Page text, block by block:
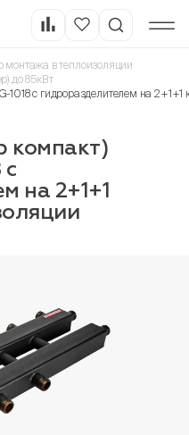
монтажа в теплоизоляции
до 85кВт
1018 с гидроразделителем на 2+1+1
компакт)
с
на 2+1+1